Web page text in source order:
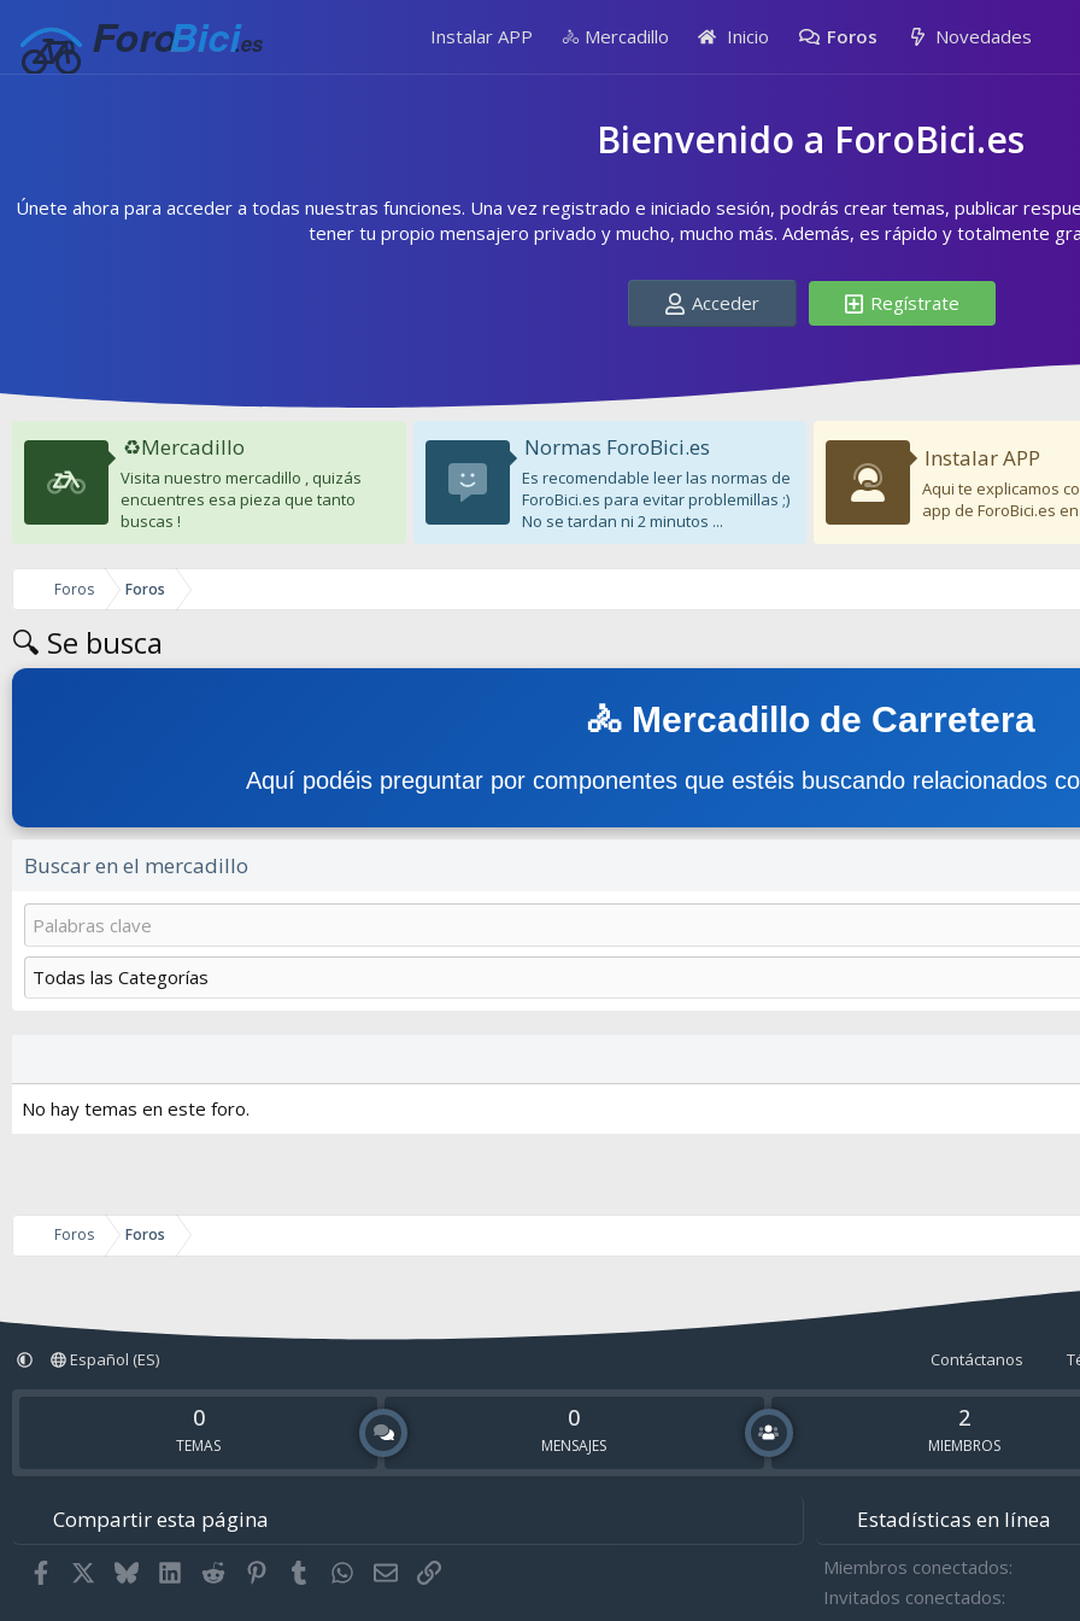
Instalar APP 🚴 Mercadillo Inicio Foros Novedades
Bienvenido a ForoBici.es
Únete ahora para acceder a todas nuestras funciones. Una vez registrado e iniciado sesión, podrás crear temas, publicar
tener tu propio mensajero privado y mucho, mucho más. Además, es rápido y totalmente
Acceder Regístrate
♻️Mercadillo
Visita nuestro mercadillo , quizás
encuentres esa pieza que tanto
buscas !
Normas ForoBici.es
Es recomendable leer las normas de
ForoBici.es para evitar problemillas ;)
No se tardan ni 2 minutos ...
Instalar APP
Aqui te explicamos
app de ForoBici.es
Foros Foros
🔍 Se busca
🚴 Mercadillo de Carretera
Aquí podéis preguntar por componentes que estéis buscando relacionados
Buscar en el mercadillo
No hay temas en este foro.
Foros Foros
Español (ES) Contáctanos
0
TEMAS
0
MENSAJES
2
MIEMBROS
Compartir esta página
Facebook BlueskyLinkedIn
Reddit Pinterest
Tumblr WhatsApp
EmailEnlace
Estadísticas en línea
Miembros conectados
Invitados conectados